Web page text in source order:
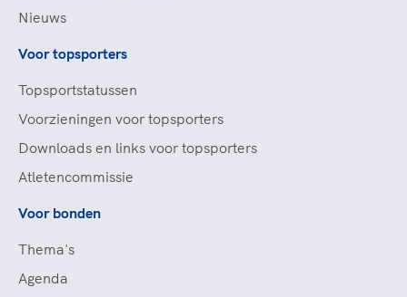
Nieuws
Voor topsporters
Topsportstatussen
Voorzieningen voor topsporters
Downloads en links voor topsporters
Atletencommissie
Voor bonden
Thema's
Agenda